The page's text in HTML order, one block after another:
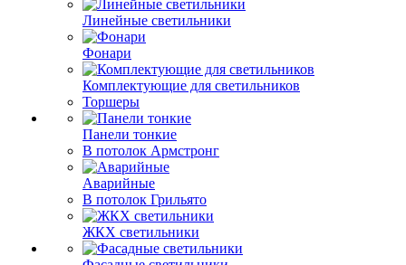
Линейные светильники
Фонари
Комплектующие для светильников
Торшеры
Панели тонкие
В потолок Армстронг
Аварийные
В потолок Грильято
ЖКХ светильники